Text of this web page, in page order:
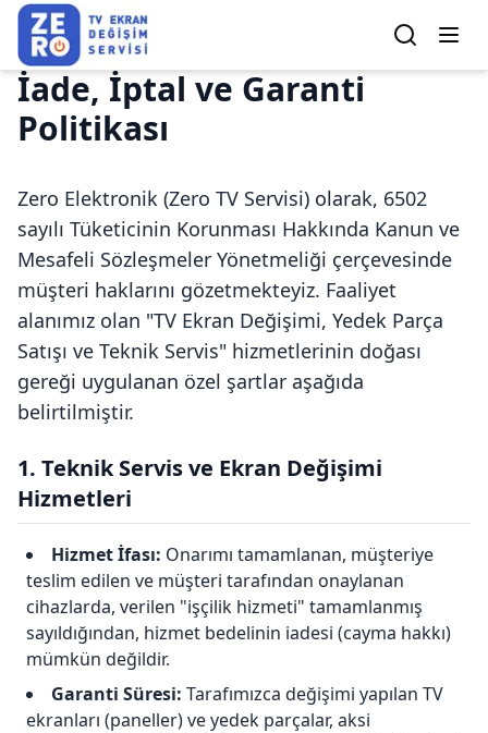
İade, İptal ve Garanti
Politikası
Zero Elektronik (Zero TV Servisi) olarak, 6502
sayılı Tüketicinin Korunması Hakkında Kanun ve
Mesafeli Sözleşmeler Yönetmeliği çerçevesinde
müşteri haklarını gözetmekteyiz. Faaliyet
alanımız olan "TV Ekran Değişimi, Yedek Parça
Satışı ve Teknik Servis" hizmetlerinin doğası
gereği uygulanan özel şartlar aşağıda
belirtilmiştir.
1. Teknik Servis ve Ekran Değişimi
Hizmetleri
Hizmet İfası: Onarımı tamamlanan, müşteriye
teslim edilen ve müşteri tarafından onaylanan
cihazlarda, verilen "işçilik hizmeti" tamamlanmış
sayıldığından, hizmet bedelinin iadesi (cayma hakkı)
mümkün değildir.
Garanti Süresi: Tarafımızca değişimi yapılan TV
ekranları (paneller) ve yedek parçalar, aksi